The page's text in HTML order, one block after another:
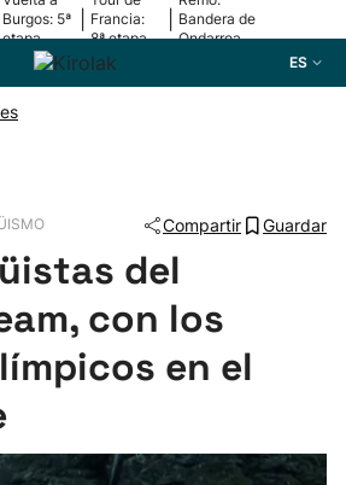
Burgos: 5ª
etapa
Francia:
8ª etapa
Bandera de
Ondarroa
ES
Compartir Guardar
del
con los
en el